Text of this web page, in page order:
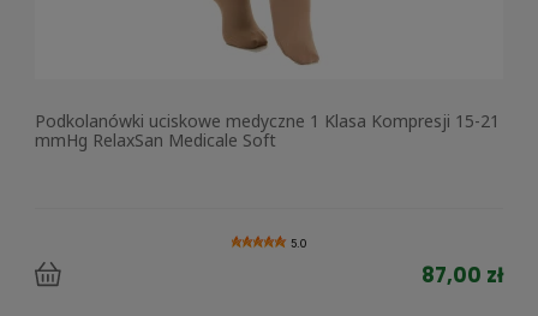
Podkolanówki uciskowe medyczne 1 Klasa Kompresji 15-21
mmHg RelaxSan Medicale Soft
5.0
87,00 zł